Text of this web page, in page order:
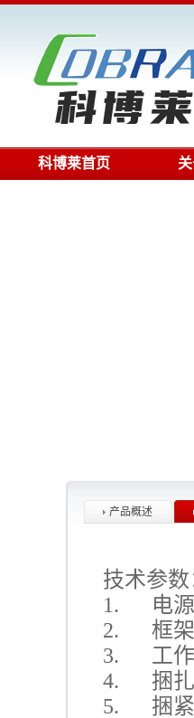
科博莱首页
产品概述
技术参数
1. 电源
2. 框架
3. 工作
4. 捆扎
5. 捆紧